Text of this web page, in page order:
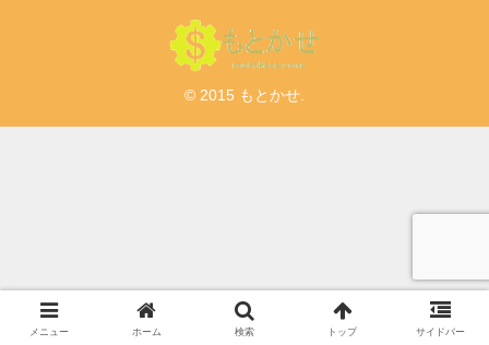
© 2015 もとかせ.
メニュー ホーム 検索 トップ サイドバー